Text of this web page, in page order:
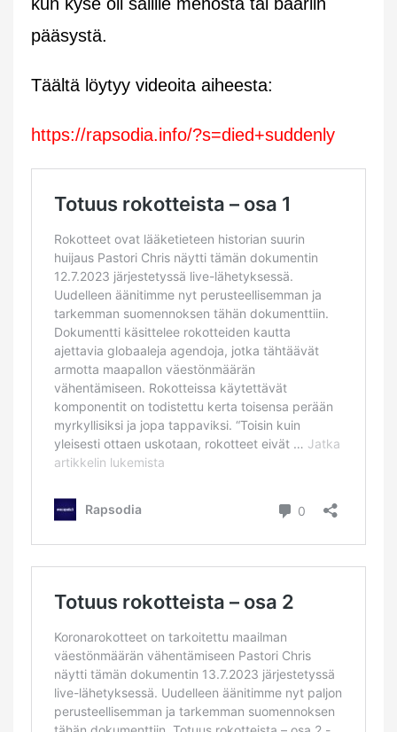
pääsystä.
Täältä löytyy videoita aiheesta:
https://rapsodia.info/?s=died+suddenly